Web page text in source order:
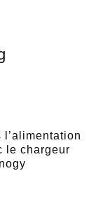
le chargeur